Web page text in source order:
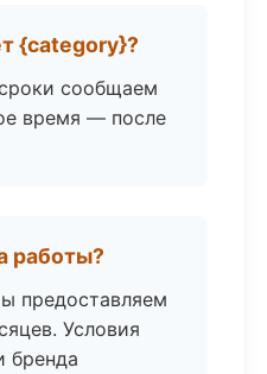
{category}?
сообщаем
время — после
работы?
предоставляем
Условия
бренда